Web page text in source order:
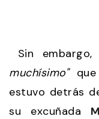
Sin
muchísimo"que
estuvo detrás
su excuñada